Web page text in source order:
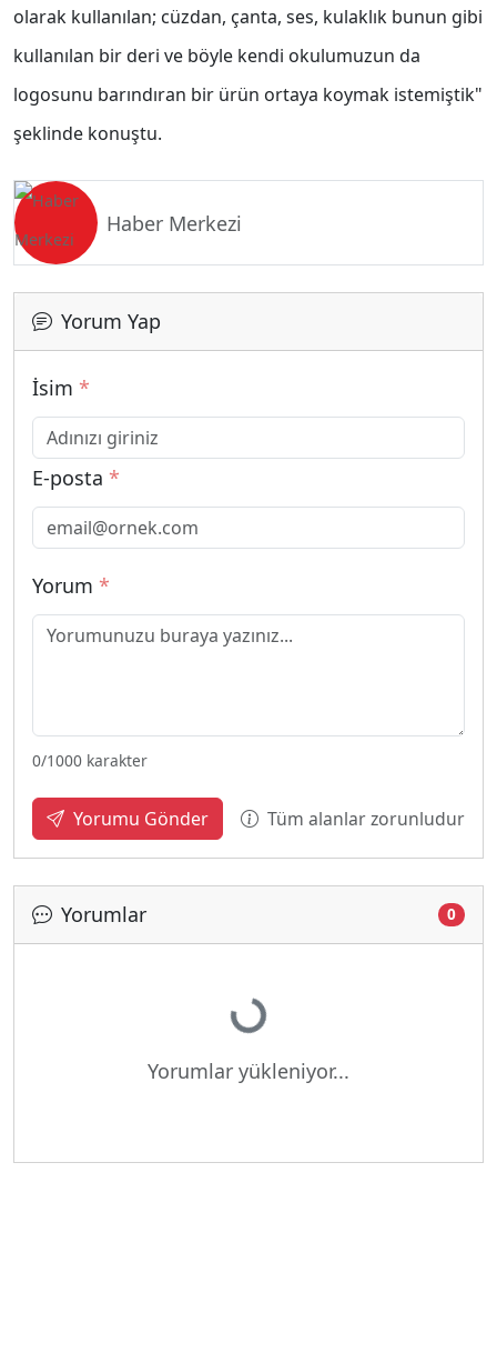
olarak kullanılan; cüzdan, çanta, ses, kulaklık bunun gibi
kullanılan bir deri ve böyle kendi okulumuzun da
logosunu barındıran bir ürün ortaya koymak istemiştik"
şeklinde konuştu.
Haber Merkezi
Yorum Yap
İsim *
E-posta *
Yorum *
0/1000 karakter
Yorumu Gönder Tüm alanlar zorunludur
Yorumlar 0
Yükleniyor...
Yorumlar yükleniyor...